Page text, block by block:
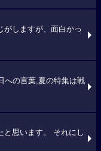
しますが、面白かっ
への言葉,夏の特集は戦
と思います。 それにし